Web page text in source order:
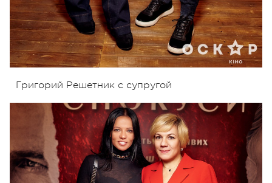
Григорий Решетник с супругой